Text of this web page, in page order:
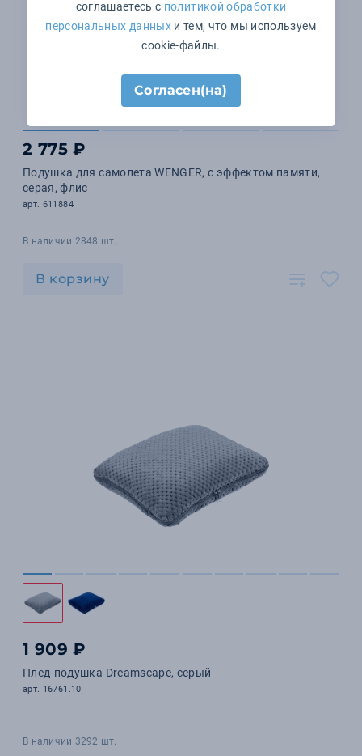
2 775 ₽
Подушка для самолета WENGER, с эффектом памяти,
серая, флис
арт. 611884
В наличии 2848 шт.
В корзину
1 909 ₽
Плед-подушка Dreamscape, серый
арт. 16761.10
В наличии 3292 шт.
соглашаетесь с политикой обработки
персональных данныхи тем, что мы используем
cookie-файлы.
Согласен(на)